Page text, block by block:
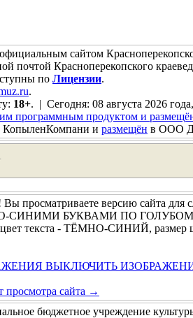
официальным сайтом
почтой Красноперекопского
по Лицензии.
.
18+. | Сегодня: 08 августа 2026
программным продуктом и
и размещён в ООО
просматриваете версию сайта для
СИНИМИ БУКВАМИ ПО
текста - ТЁМНО-СИНИЙ, размер
ВЫКЛЮЧИТЬ
просмотра сайта →
бюджетное учреждение